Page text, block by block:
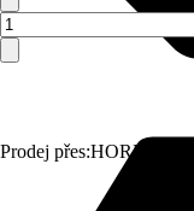
Prodej přes:HORNBACH